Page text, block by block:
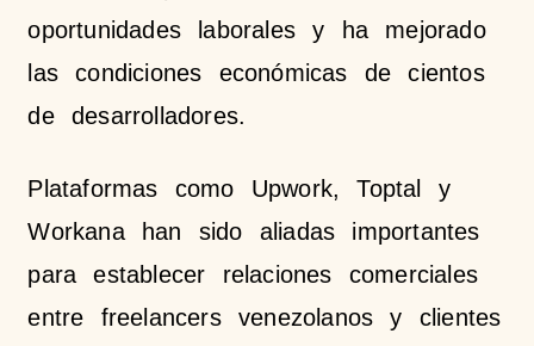
oportunidades laborales y ha mejorado
las condiciones económicas de cientos
de desarrolladores.
Plataformas como Upwork, Toptal y
Workana han sido aliadas importantes
para establecer relaciones comerciales
entre freelancers venezolanos y clientes